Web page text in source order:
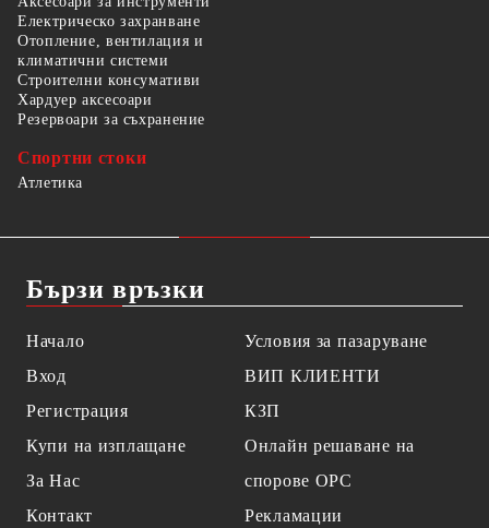
Електрическо захранване
Отопление, вентилация и
климатични системи
Строителни консумативи
Хардуер аксесоари
Резервоари за съхранение
Спортни стоки
Атлетика
Бързи връзки
Начало
Вход
Регистрация
Купи на изплащане
За Нас
Контакт
Условия за пазаруване
ВИП КЛИЕНТИ
КЗП
Онлайн решаване на
спорове OPC
Рекламации